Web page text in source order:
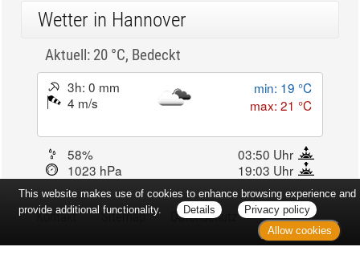
Wetter in Hannover
Aktuell: 20 °C, Bedeckt
3h: 0 mm
4 m/s
min: 19 °C
max: 21 °C
58%
03:50 Uhr
1023 hPa
19:03 Uhr
Kontakt Sitemap Datenschutz
This website makes use of cookies to enhance browsing experience and
provide additional functionality.
Details
Privacy policy
Allow cookies